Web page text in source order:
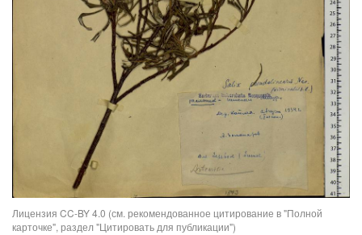
Лицензия CC-BY 4.0 (см. рекомендованное цитирование в "Полной
карточке", раздел "Цитировать для публикации")